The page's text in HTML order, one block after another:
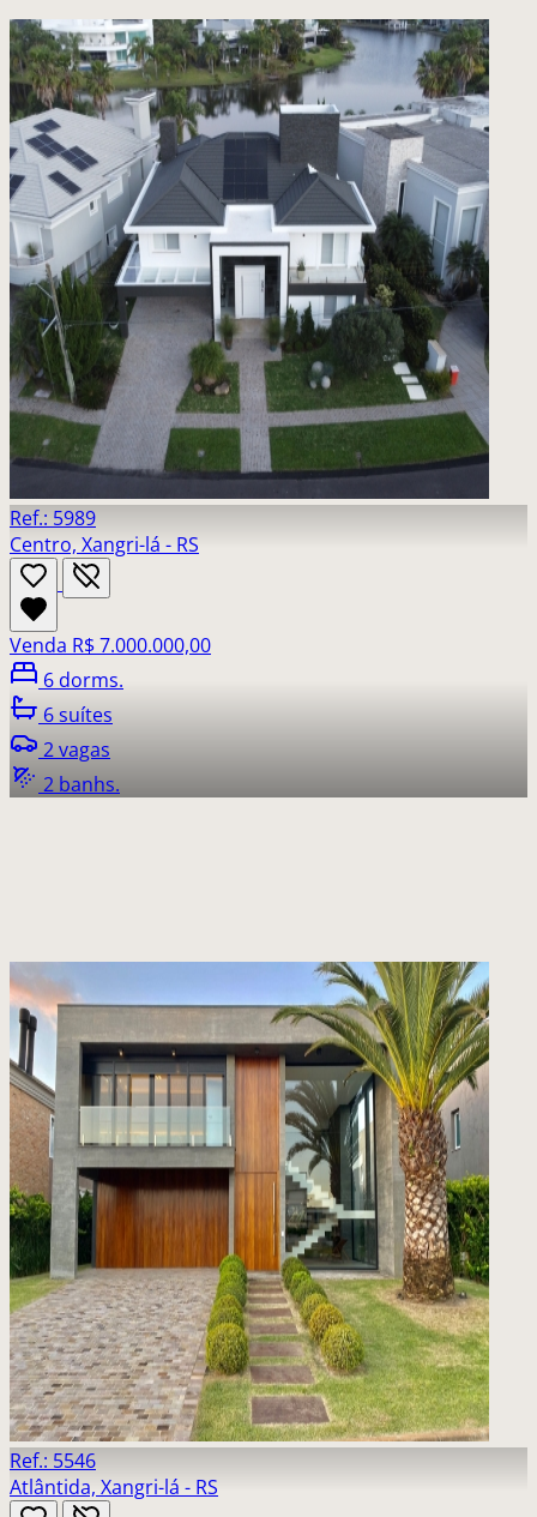
Ref.: 5989
Centro, Xangri-lá - RS
Venda R$ 7.000.000,00
6 dorms.
6 suítes
2 vagas
2 banhs.
Ref.: 5546
Atlântida, Xangri-lá - RS